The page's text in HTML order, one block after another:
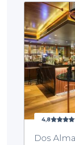
4,8
Dos